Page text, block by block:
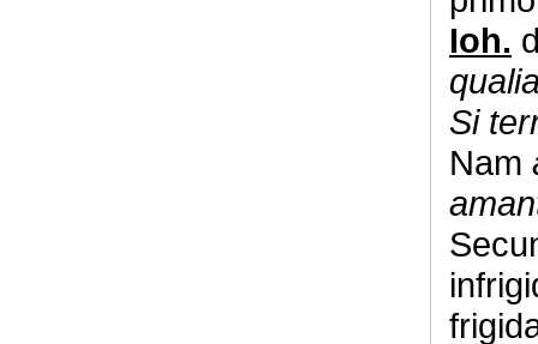
Ioh.
Si
Nam